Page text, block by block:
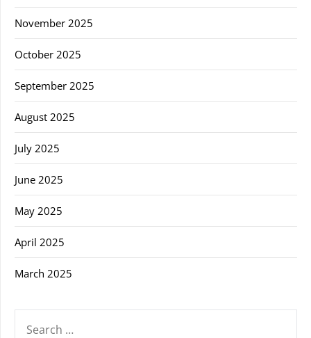
November 2025
October 2025
September 2025
August 2025
July 2025
June 2025
May 2025
April 2025
March 2025
FOR: